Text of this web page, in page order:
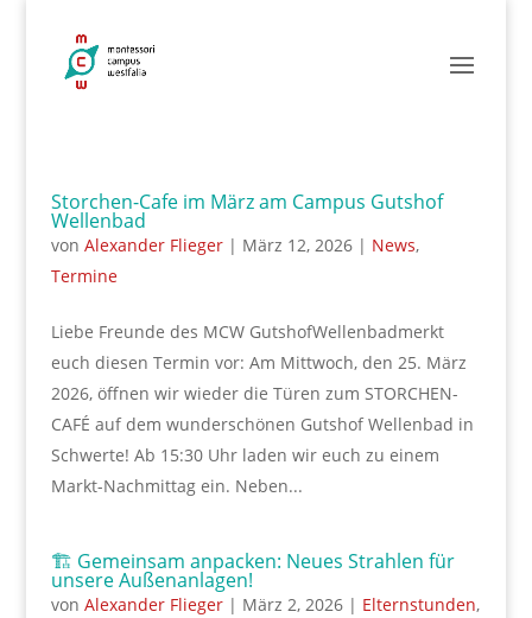
Storchen-Cafe im März am Campus Gutshof
Wellenbad
von Alexander Flieger| März 12, 2026| News,
Termine
Liebe Freunde des MCW GutshofWellenbadmerkt
euch diesen Termin vor: Am Mittwoch, den 25. März
2026, öffnen wir wieder die Türen zum STORCHEN-
CAFÉ auf dem wunderschönen Gutshof Wellenbad in
Schwerte! Ab 15:30 Uhr laden wir euch zu einem
Markt-Nachmittag ein. Neben...
🏗️ Gemeinsam anpacken: Neues Strahlen für
unsere Außenanlagen!
von Alexander Flieger| März 2, 2026| Elternstunden,